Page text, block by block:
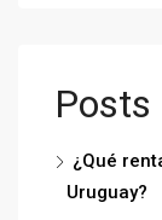
Posts
¿Qué
Uruguay?